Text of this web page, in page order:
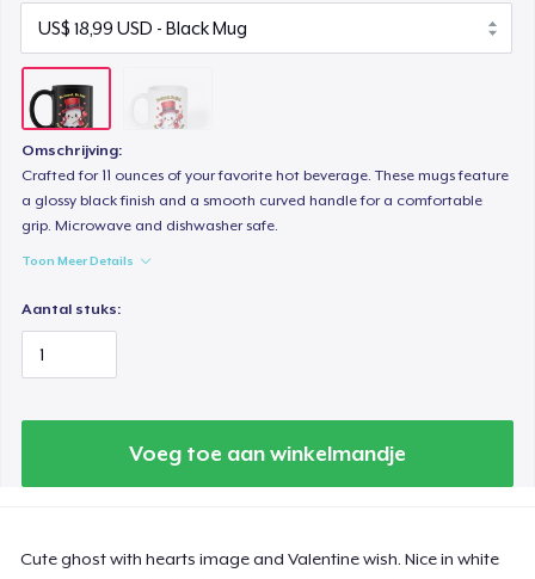
Omschrijving:
Crafted for 11 ounces of your favorite hot beverage. These mugs feature
a glossy black finish and a smooth curved handle for a comfortable
grip. Microwave and dishwasher safe.
Toon Meer Details
Aantal stuks:
Voeg toe aan winkelmandje
Cute ghost with hearts image and Valentine wish. Nice in white